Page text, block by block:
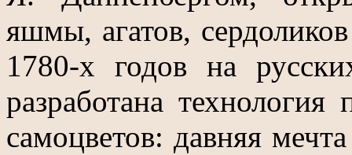
яшмы, агатов,
1780-х годов на
разработана
самоцветов: давняя